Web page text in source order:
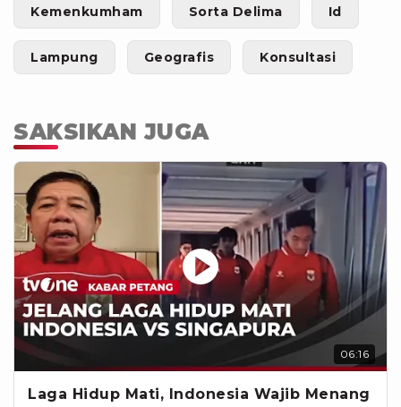
Kemenkumham Sorta Delima Id
Lampung Geografis Konsultasi
SAKSIKAN JUGA
06:16
Laga Hidup Mati, Indonesia Wajib Menang